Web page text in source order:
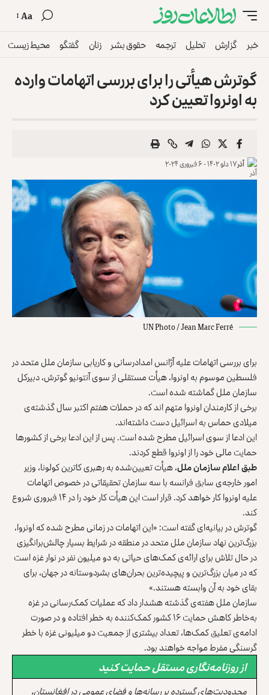
Aa
خبر گزارش تحلیل ترجمه حقوق بشر زنان گفتگو محیط زیست
گوترش هیأتی را برای بررسی اتهامات وارده
به اونروا تعیین کرد
آذر۱۷ دلو ۱۴۰۲ - ۶ فبروری ۲۰۲۴
UN Photo / Jean Marc Ferré
برای بررسی اتهامات علیه آژانس امدادرسانی و کاریابی سازمان ملل متحد در
فلسطین موسوم به اونروا، هیأت مستقلی از سوی آنتونیو گوترش، دبیرکل
سازمان ملل گماشته شده است.
برخی از کارمندان اونروا متهم اند که در حملات هفتم اکتبر سال گذشته‌ی
میلادی حماس به اسرائیل دست داشته‌اند.
این ادعا از سوی اسرائیل مطرح شده است. پس از این ادعا برخی از کشورها
حمایت مالی خود را از اونروا قطع کردند.
طبق اعلام سازمان ملل، هیأت تعیین‌شده به رهبری کاترین کولونا، وزیر
امور خارجه‌ی سابق فرانسه با سه سازمان تحقیقاتی در خصوص اتهامات
علیه اونروا کار خواهد کرد. قرار است این هیأت کار خود را در ۱۴ فبروری شروع
کند.
گوترش در بیانیه‌ای گفته است: «این اتهامات در زمانی مطرح شده که اونروا،
بزرگ‌ترین نهاد سازمان ملل متحد در منطقه در شرایط بسیار چالش‌برانگیزی
در حال تلاش برای ارائه‌ی کمک‌های حیاتی به دو میلیون نفر در نوار غزه است
که در میان بزرگ‌ترین و پیچیده‌ترین بحران‌های بشردوستانه در جهان، برای
بقای خود به آن وابسته هستند.»
سازمان ملل هفته‌ی گذشته هشدار داد که عملیات کمک‌رسانی در غزه
به‌خاطر کاهش حمایت ۱۶ کشور کمک‌کننده به خطر افتاده و در صورت
ادامه‌ی تعلیق کمک‌ها، تعداد بیشتری از جمعیت دو میلیونی غزه‌ با خطر
گرسنگی مفرط مواجه خواهند بود.
از روزنامه‌نگاری مستقل حمایت کنید
محدودیت‌های گسترده بر رسانه‌ها و فضای عمومی در افغانستان،